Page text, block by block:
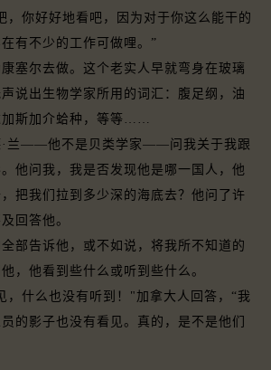
你好好地看吧，因为对于你这么能干的
有不少的工作可做哩。”
尔去做。这个老实人早就弯身在玻璃
说出生物学家所用的词汇：腹足纲，油
斯加介蛤种，等等……
——他不是贝类学家——问我关于我跟
他问我，我是否发现他是哪一国人，他
把我们拉到多少深的海底去？他问了许
回答他。
告诉他，或不如说，将我所不知道的
，他看到些什么或听到些什么。
什么也没有听到！"加拿大人回答，“我
的影子也没有看见。真的，是不是他们